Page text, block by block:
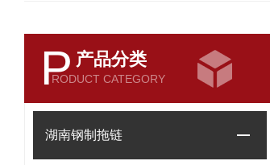
P 产品分类
RODUCT CATEGORY
湖南钢制拖链